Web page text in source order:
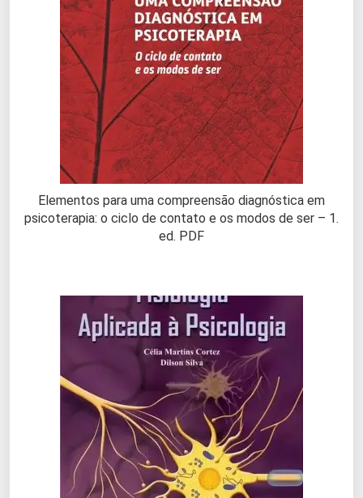
Elementos para uma compreensão diagnóstica em
psicoterapia: o ciclo de contato e os modos de ser – 1.
ed. PDF